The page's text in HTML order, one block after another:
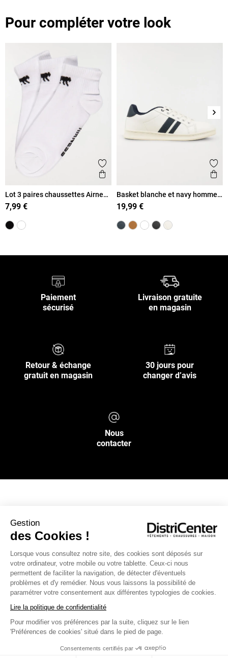
Gestion
des Cookies !
Lorsque vous consultez notre site, des cookies sont déposés sur
votre ordinateur, votre mobile ou votre tablette. Ceux-ci nous
permettent de faciliter la navigation, de détecter d'éventuels
problèmes et d'y remédier. Nous vous laissons la possibilité de
paramétrer votre consentement aux différentes typologies de cookies.
Lire la politique de confidentialité
Pour modifier vos préférences par la suite, cliquez sur le lien
'Préférences de cookies' situé dans le pied de page.
Consentements certifiés par
Pour compléter votre look
Ajouter aux favoris
Aperçu rapide
Lot 3 paires chaussettes Airness
homme
7,99 €
Basket blanche et navy homme
(40-46)
19,99 €
Paiement
sécurisé
Livraison gratuite
en magasin
Retour & échange
gratuit en magasin
30 jours pour
changer d’avis
Nous
contacter
INFOS PRATIQUES
L’ENSEIGNE DISTRICENTER
Suivez-nous
Moyens de paiement